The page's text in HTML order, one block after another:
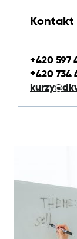
Kontakt
+420 597
+420 734